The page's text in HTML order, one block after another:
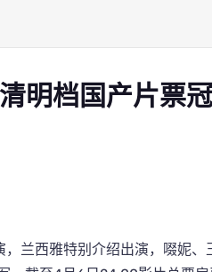
清明档国产片票
兰西雅特别介绍出演，啜妮、